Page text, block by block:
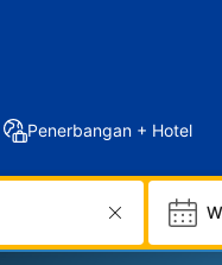
Penerbangan + Hotel